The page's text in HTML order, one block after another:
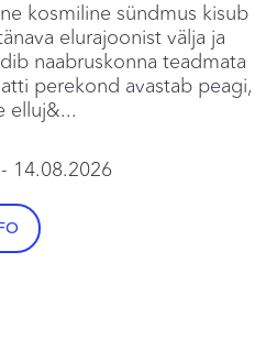
kosmiline sündmus kisub
elurajoonist välja ja
naabruskonna teadmata
perekond avastab peagi,
elluj&...
- 14.08.2026